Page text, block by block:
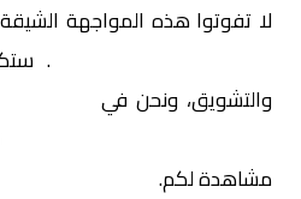
لا تفوتوا هذه المواجهة
.
والتشويق، ونحن في
مشاهدة لكم.